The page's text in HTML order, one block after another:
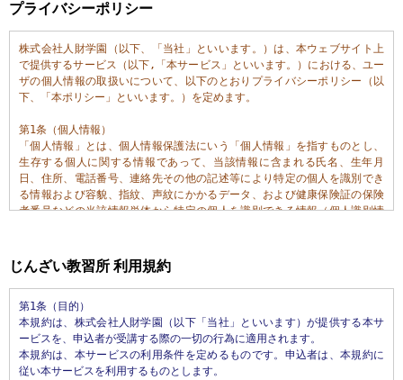
プライバシーポリシー
株式会社人財学園（以下、「当社」といいます。）は、本ウェブサイト上
で提供するサービス（以下,「本サービス」といいます。）における、ユー
ザの個人情報の取扱いについて、以下のとおりプライバシーポリシー（以
下、「本ポリシー」といいます。）を定めます。
第1条（個人情報）
「個人情報」とは、個人情報保護法にいう「個人情報」を指すものとし、
生存する個人に関する情報であって、当該情報に含まれる氏名、生年月
日、住所、電話番号、連絡先その他の記述等により特定の個人を識別でき
る情報および容貌、指紋、声紋にかかるデータ、および健康保険証の保険
者番号などの当該情報単体から特定の個人を識別できる情報（個人識別情
第2条（個人情報の収集方法）
当社は、ユーザが利用登録をする際に氏名、生年月日、住所、電話番号、
メールアドレス、銀行口座番号、運転免許証番号などの個人情報をお尋ね
することがあります。また、ユーザと提携先などとの間でなされたユーザ
の個人情報を含む取引記録や決済に関する情報を,当社の提携先（情報提供
元、広告主、広告配信先などを含みます。以下、｢提携先｣といいます。）
などから収集することがあります。
じんざい教習所 利用規約
第1条（目的）
本規約は、株式会社人財学園（以下「当社」といいます）が提供する本サ
ービスを、申込者が受講する際の一切の行為に適用されます。
本規約は、本サービスの利用条件を定めるものです。申込者は、本規約に
従い本サービスを利用するものとします。